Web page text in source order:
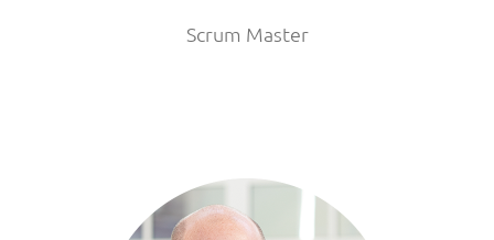
Scrum Master